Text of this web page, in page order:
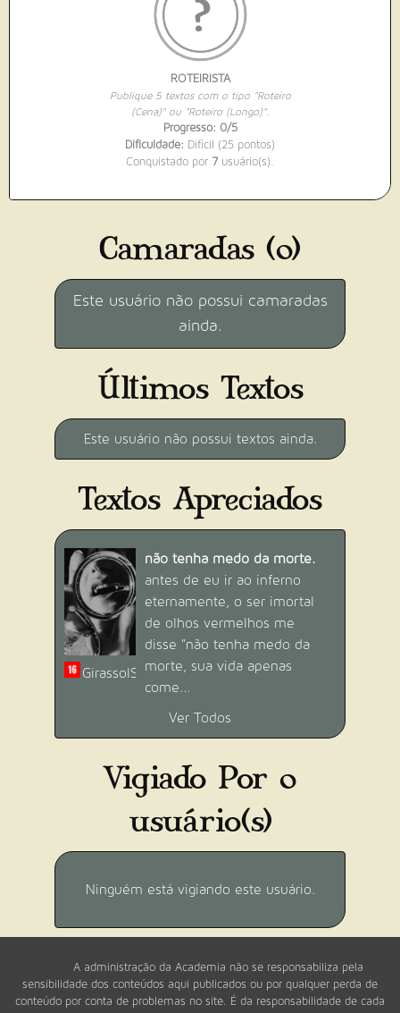
ROTEIRISTA
Publique 5 textos com o tipo "Roteiro
(Cena)" ou "Roteiro (Longo)".
Progresso: 0/5
Dificuldade: Difícil (25 pontos)
Conquistado por 7 usuário(s).
MESTRE DAS SOMBRAS
Progresso: 0/13
Dificuldade:Difícil (25 pontos)
QUERO APARECER!
Crie 10 tópicos proficientes (em áreas
"úteis") no fórum.
Progresso: 0/10
Dificuldade:Médio (10 pontos)
Conquistado por
EXCITANTE!
textos com o gênero "Erótico ou
Progresso: 0/10
Camaradas (0)
Este usuário não possui camaradas
ainda.
Últimos Textos
Este usuário não possui textos ainda.
Textos Apreciados
GirassolSol
não tenha medo da morte.
antes de eu ir ao inferno
eternamente, o ser imortal
de olhos vermelhos me
disse "não tenha medo da
morte, sua vida apenas
come...
Ver Todos
Vigiado Por 0
usuário(s)
Ninguém está vigiando este usuário.
A administração da Academia não se responsabiliza pela
sensibilidade dos conteúdos aqui publicados ou por qualquer perda de
conteúdo por conta de problemas no site. É da responsabilidade de cada